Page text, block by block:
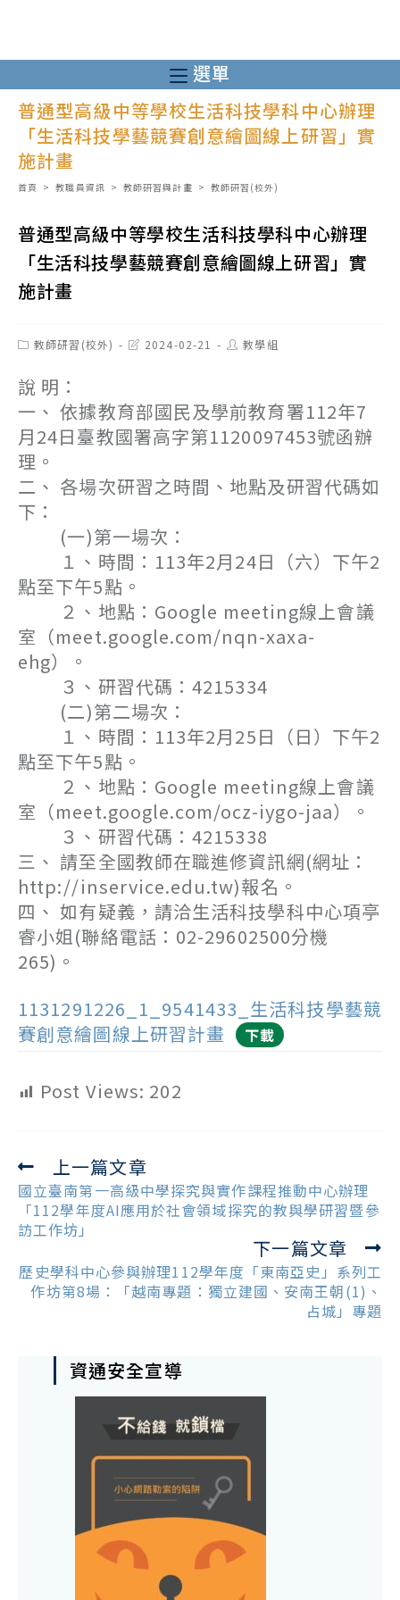
至
主
選單
普通型高級中等學校生活科技學科中心辦理
「生活科技學藝競賽創意繪圖線上研習」實
施計畫
首頁 > 教職員資訊 > 教師研習與計畫 > 教師研習(校外)
普通型高級中等學校生活科技學科中心辦理
「生活科技學藝競賽創意繪圖線上研習」實
施計畫
Post教師研習(校外)
Post2024-02-21
Post教學組
說 明：
一、 依據教育部國民及學前教育署112年7
月24日臺教國署高字第1120097453號函辦
理。
二、 各場次研習之時間、地點及研習代碼如
下：
(一)第一場次：
１、時間：113年2月24日（六）下午2
點至下午5點。
２、地點：Google meeting線上會議
室（meet.google.com/nqn-xaxa-
ehg）。
３、研習代碼：4215334
(二)第二場次：
１、時間：113年2月25日（日）下午2
點至下午5點。
２、地點：Google meeting線上會議
室（meet.google.com/ocz-iygo-jaa）。
３、研習代碼：4215338
三、 請至全國教師在職進修資訊網(網址：
http://inservice.edu.tw)報名。
四、 如有疑義，請洽生活科技學科中心項亭
睿小姐(聯絡電話：02-29602500分機
265)。
1131291226_1_9541433_生活科技學藝競
賽創意繪圖線上研習計畫
下載
Post Views: 202
Read
more
articles
上一篇文章
國立臺南第一高級中學探究與實作課程推動中心辦理
「112學年度AI應用於社會領域探究的教與學研習暨參
訪工作坊」
下一篇文章
歷史學科中心參與辦理112學年度「東南亞史」系列工
作坊第8場：「越南專題：獨立建國、安南王朝(1)、
占城」專題
資通安全宣導